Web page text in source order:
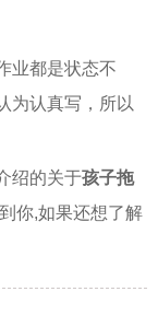
业都是状态不
为认真写，所以
绍的关于孩子拖
你,如果还想了解